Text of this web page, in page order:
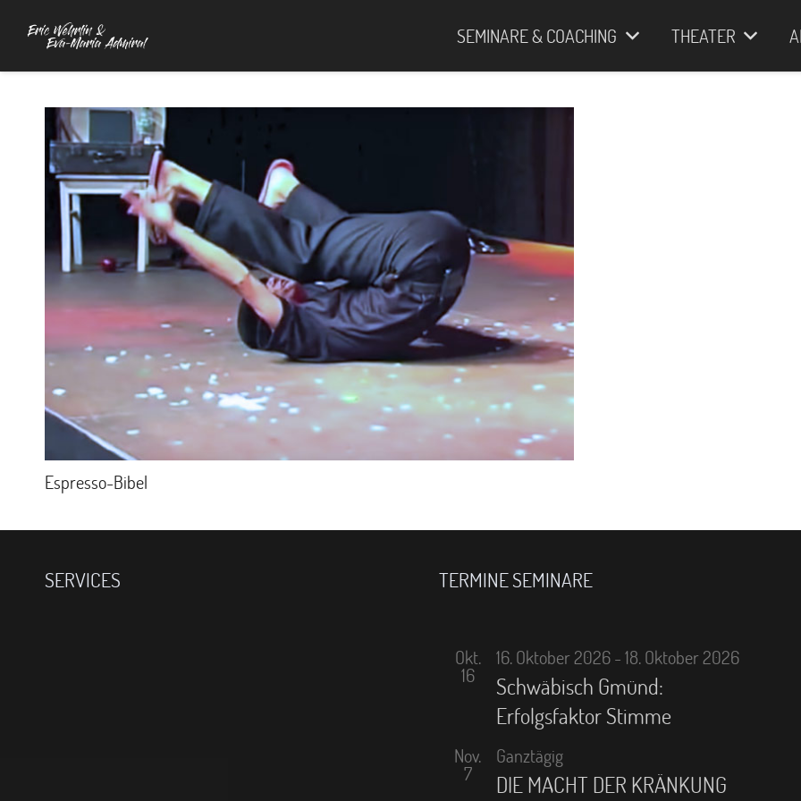
SEMINARE & COACHING THEATER
Espresso-Bibel
SERVICES TERMINE SEMINARE
Okt.
16
16. Oktober 2026-18. Oktober 2026
Schwäbisch Gmünd:
Erfolgsfaktor Stimme
Nov.
7
Ganztägig
DIE MACHT DER KRÄNKUNG